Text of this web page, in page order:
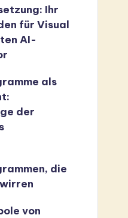
Ihr
für Visual
AI-
als
der
die
von